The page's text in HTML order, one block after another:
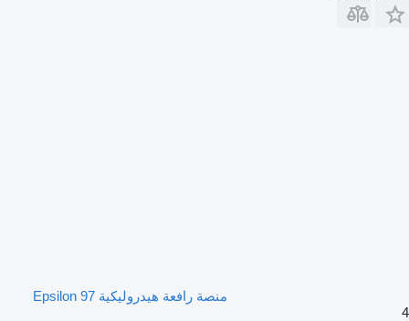
منصة رافعة هيدروليكية Epsilon 97
4